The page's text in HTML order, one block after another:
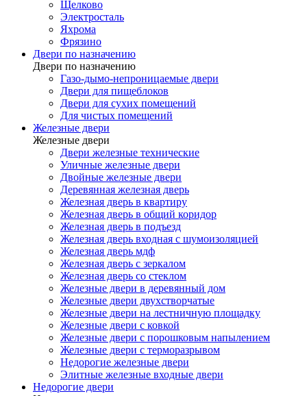
Щелково
Электросталь
Яхрома
Фрязино
Двери по назначению
Двери по назначению
Газо-дымо-непроницаемые двери
Двери для пищеблоков
Двери для сухих помещений
Для чистых помещений
Железные двери
Железные двери
Двери железные технические
Уличные железные двери
Двойные железные двери
Деревянная железная дверь
Железная дверь в квартиру
Железная дверь в общий коридор
Железная дверь в подъезд
Железная дверь входная с шумоизоляцией
Железная дверь мдф
Железная дверь с зеркалом
Железная дверь со стеклом
Железные двери в деревянный дом
Железные двери двухстворчатые
Железные двери на лестничную площадку
Железные двери с ковкой
Железные двери с порошковым напылением
Железные двери с терморазрывом
Недорогие железные двери
Элитные железные входные двери
Недорогие двери